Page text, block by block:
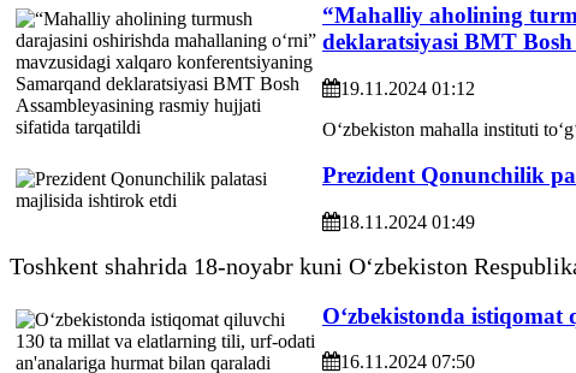
“Mahalliy aholining
deklaratsiyasi BMT
19.11.2024 01:12
O‘zbekiston mahalla instituti
Prezident Qonunchilik
18.11.2024 01:49
Toshkent shahrida 18-noyabr kuni O‘zbekiston
O‘zbekistonda
16.11.2024 07:50